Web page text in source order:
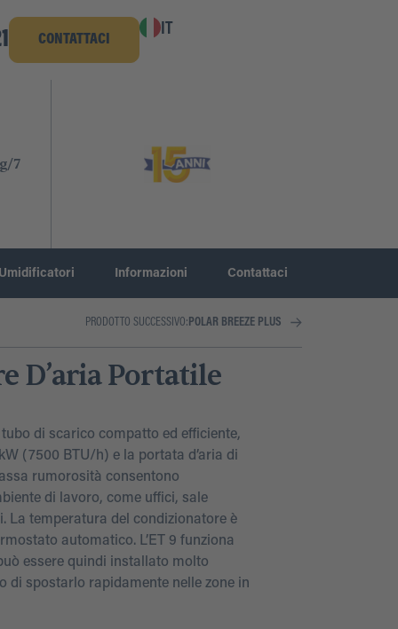
CONTATTACI
IT
7
Umidificatori Informazioni Contattaci
PRODOTTO SUCCESSIVO: POLAR BREEZE PLUS
D’aria Portatile
di scarico compatto ed efficiente,
(7500 BTU/h) e la portata d’aria di
rumorosità consentono
di lavoro, come uffici, sale
La temperatura del condizionatore è
automatico. L’ET 9 funziona
essere quindi installato molto
di spostarlo rapidamente nelle zone in